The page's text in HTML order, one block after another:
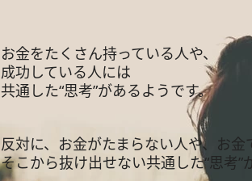
お金をたくさん持っている人や、
成功している人には
共通した“思考”があるようです。
反対に、お金がたまらない人や、お金
そこから抜け出せない共通した“思考”